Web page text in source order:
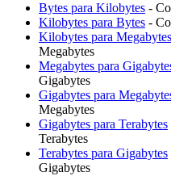
Bytes para Kilobytes -
Kilobytes para Bytes -
Kilobytes para Megabytes
Megabytes
Megabytes para
Gigabytes
Gigabytes para
Megabytes
Gigabytes para Terabytes
Terabytes
Terabytes para Gigabytes
Gigabytes